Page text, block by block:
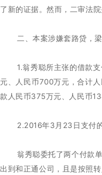
了新的证据。然而，二审法
二、本案涉嫌套路贷，
1.翁秀聪所主张的借款
元、人民币700万元，合计
款人民币375万元、人民币
2.2016年3月23日支付
翁秀聪委托了两个付款
出到和正通公司，且是按照